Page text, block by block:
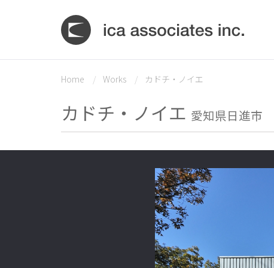
Home Works カドチ・ノイエ
カドチ・ノイエ 愛知県日進市